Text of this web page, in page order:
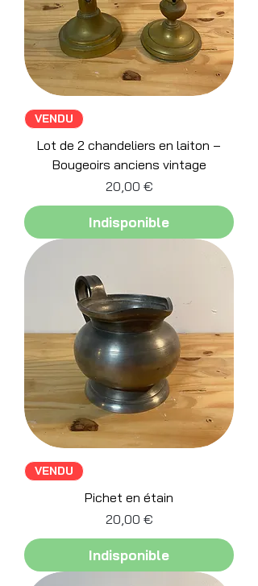
VENDU
Lot de 2 chandeliers en laiton –
Bougeoirs anciens vintage
Prix
20,00 €
Indisponible
VENDU
Pichet en étain
Prix
20,00 €
Indisponible